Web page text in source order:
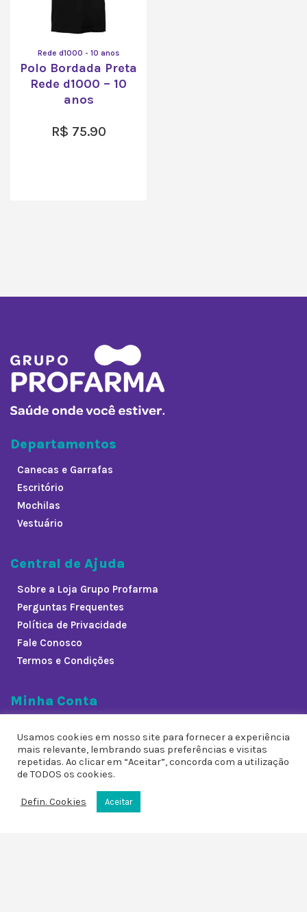
Rede d1000 - 10 anos
Polo Bordada Preta
Rede d1000 – 10
anos
R$ 75.90
Departamentos
Canecas e Garrafas
Escritório
Mochilas
Vestuário
Central de Ajuda
Sobre a Loja Grupo Profarma
Perguntas Frequentes
Política de Privacidade
Fale Conosco
Termos e Condições
Minha Conta
Meus Pedidos
Lista de Desejos
Redes Sociais
Usamos cookies em nosso site para fornecer a experiência
mais relevante, lembrando suas preferências e visitas
repetidas. Ao clicar em “Aceitar”, concorda com a utilização
de TODOS os cookies.
Defin. Cookies Aceitar